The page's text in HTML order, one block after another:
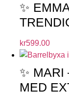
✨
kr599.00
✨
MED